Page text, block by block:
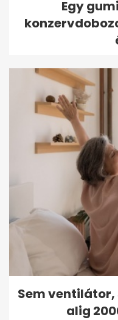
Egy
Sem
alig